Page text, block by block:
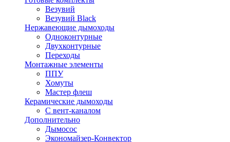
Везувий
Везувий Black
Нержавеющие дымоходы
Одноконтурные
Двухконтурные
Переходы
Монтажные элементы
ППУ
Хомуты
Мастер флеш
Керамические дымоходы
С вент-каналом
Дополнительно
Дымосос
Экономайзер-Конвектор